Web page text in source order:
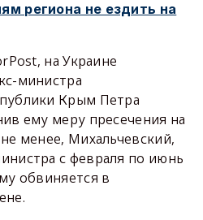
региона не ездить на
на Украине
министра
Крым Петра
ему меру пресечения на
менее, Михальчевский,
с февраля по июнь
обвиняется в